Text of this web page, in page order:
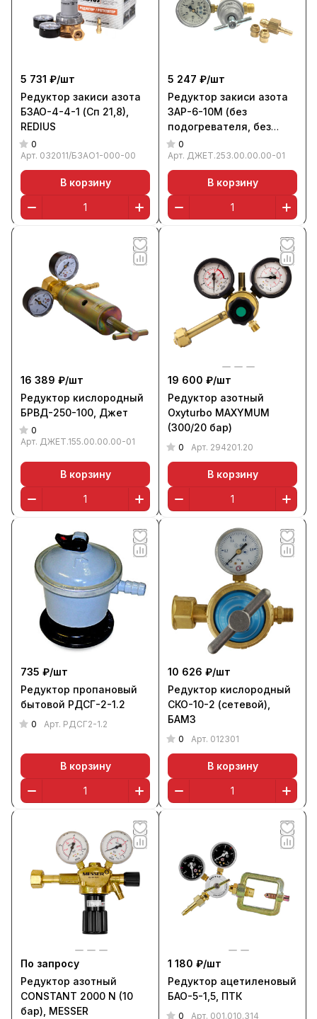
5 731 ₽/шт
Редуктор закиси азота
БЗАО-4-4-1 (Сп 21,8),
REDIUS
0
Арт. 032011/БЗАО1-000-00
В корзину
5 247 ₽/шт
Редуктор закиси азота
ЗАР-6-10М (без
подогревателя, без
поверки), Джет
0
Арт. ДЖЕТ.253.00.00.00-01
В корзину
16 389 ₽/шт
Редуктор кислородный
БРВД-250-100, Джет
0
Арт. ДЖЕТ.155.00.00.00-01
В корзину
19 600 ₽/шт
Редуктор азотный
Oxyturbo MAXYMUM
(300/20 бар)
0 Арт. 294201.20
В корзину
735 ₽/шт
Редуктор пропановый
бытовой РДСГ-2-1.2
0 Арт. РДСГ2-1.2
В корзину
10 626 ₽/шт
Редуктор кислородный
СКО-10-2 (сетевой),
БАМЗ
0 Арт. 012301
В корзину
По запросу
Редуктор азотный
CONSTANT 2000 N (10
бар), MESSER
1 180 ₽/шт
Редуктор ацетиленовый
БАО-5-1,5, ПТК
0 Арт. 001.010.314